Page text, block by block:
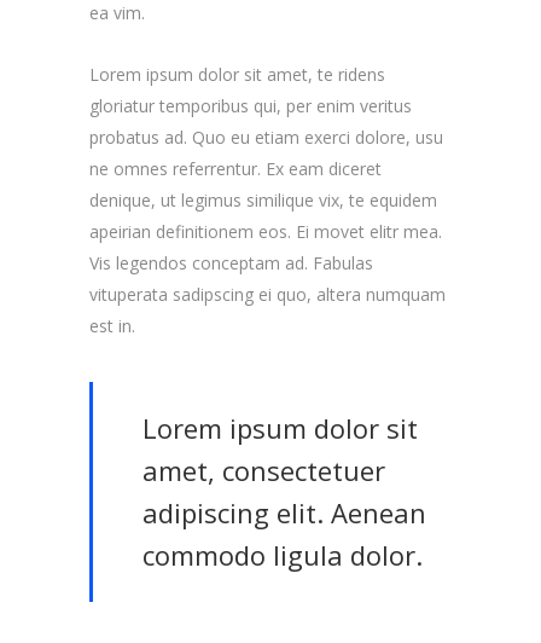
ea vim.
Lorem ipsum dolor sit amet, te ridens
gloriatur temporibus qui, per enim veritus
probatus ad. Quo eu etiam exerci dolore, usu
ne omnes referrentur. Ex eam diceret
denique, ut legimus similique vix, te equidem
apeirian definitionem eos. Ei movet elitr mea.
Vis legendos conceptam ad. Fabulas
vituperata sadipscing ei quo, altera numquam
est in.
Lorem ipsum dolor sit
amet, consectetuer
adipiscing elit. Aenean
commodo ligula dolor.